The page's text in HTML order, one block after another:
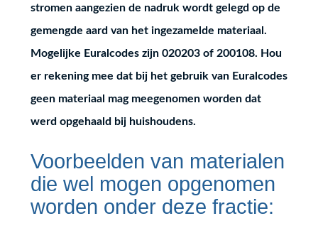
stromen aangezien de nadruk wordt gelegd op de
gemengde aard van het ingezamelde materiaal.
Mogelijke Euralcodes zijn 020203 of 200108. Hou
er rekening mee dat bij het gebruik van Euralcodes
geen materiaal mag meegenomen worden dat
werd opgehaald bij huishoudens.
Voorbeelden van materialen
die wel mogen opgenomen
worden onder deze fractie: